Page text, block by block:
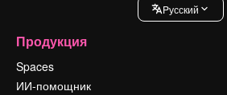
Pусский
Продукция
Spaces
ИИ-помощник